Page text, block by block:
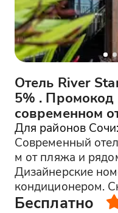
Отель River
5% . Промокод
современном
Для районов
Современный
м от пляжа и
Дизайнерские
кондиционером.
Бесплатно